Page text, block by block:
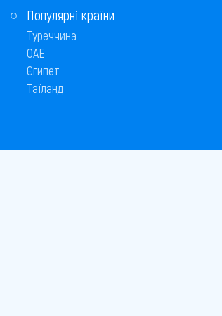
Популярні країни
Туреччина
ОАЕ
Єгипет
Таїланд